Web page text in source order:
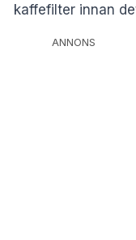
kaffefilter innan
ANNONS